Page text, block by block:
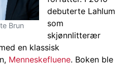
Brun
debuterte Lahlum
som
skjønnlitterær
en klassisk
Menneskefluene. Boken ble